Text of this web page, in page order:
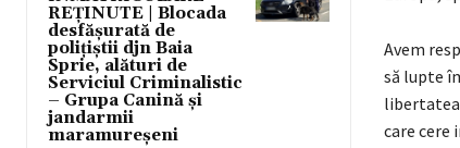
REȚINUTE | Blocada
desfășurată de
polițiștii djn Baia
Sprie, alături de
Serviciul Criminalistic
– Grupa Canină și
jandarmii
maramureșeni
Avem
să lupte
libertatea
care cere